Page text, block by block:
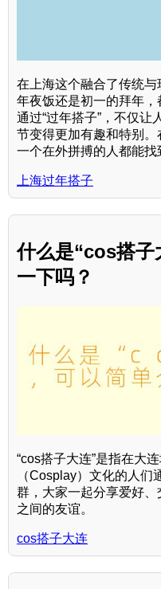
在上海这个融合了传统
年夜饭还是初一的拜年，
通过“过年搭子”，不仅让
节变得更加有趣和特别
一个在外拼搏的人都能找
上海过年搭子
什么是“cos搭子
一下吗？
“cos搭子大连”是指在大
（Cosplay）文化的人
群，大家一起分享爱好
之间的友谊。
cos搭子大连